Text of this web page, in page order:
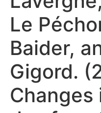
Le
Baider,
Gigord.
Changes